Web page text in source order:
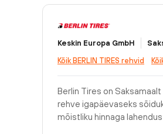
Keskin Europa GmbH
Kõik BERLIN TIRES rehvid
Berlin Tires on
rehve igapäevaseks
mõistliku hinnaga